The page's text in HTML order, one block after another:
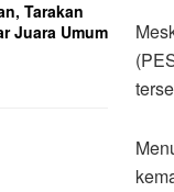
Tarakan
Juara Umum